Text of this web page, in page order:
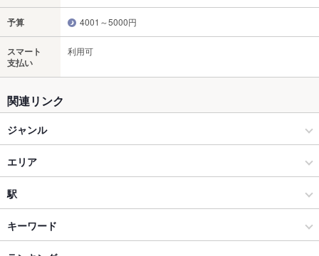
予算 4001～5000円
スマート
支払い
利用可
関連リンク
ジャンル
居酒屋
和風
北九州（小倉・門司） × 居酒屋
エリア
小倉・平和通駅・魚町銀天街
小倉・平和通駅・魚町銀天街 × 居酒屋
駅
片野駅
キーワード